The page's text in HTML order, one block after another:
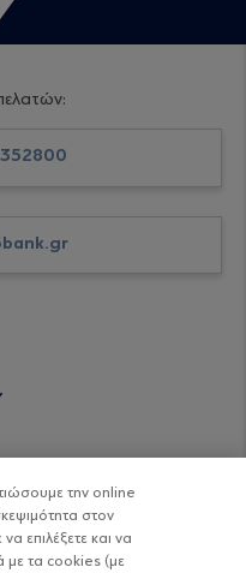
ΑΠΟΔΟΣΗ ΚΑΙ ΟΙ
την online
στον
επιλέξετε και να
με τα cookies (με